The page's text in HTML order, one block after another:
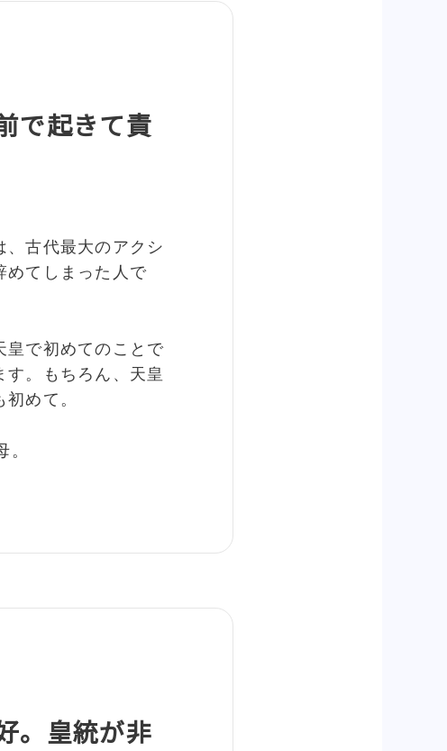
で起きて責
、古代最大のアクシ
めてしまった人で
皇で初めてのことで
す。もちろん、天皇
めて。
。
。皇統が非